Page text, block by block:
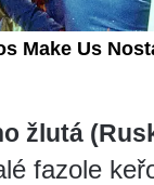
žlutá
fazole